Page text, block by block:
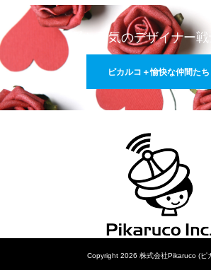
愛と勇気のデザイナー
ピカルコ＋愉快な仲間たち
Copyright 2026 株式会社Pikaruco (ピ